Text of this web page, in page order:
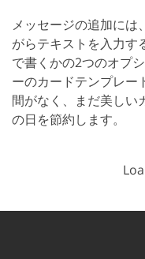
メッセージの追加に
がらテキストを入力す
で書くかの2つのオプ
ーのカードテンプレー
間がなく、まだ美しい
の日を節約します。